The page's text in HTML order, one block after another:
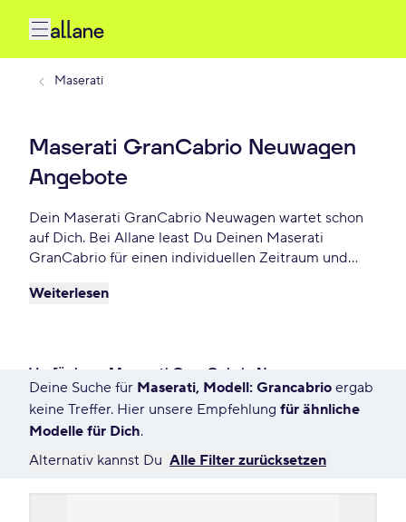
Maserati
Maserati GranCabrio Neuwagen
Angebote
Dein Maserati GranCabrio Neuwagen wartet schon
auf Dich. Bei Allane least Du Deinen Maserati
GranCabrio für einen individuellen Zeitraum und
GranCabrio kaufen möchtest oder zurückgeben
Weiterlesen
Verfügbare Maserati GranCabrio Neuwagen
7568 Angebote für Deine Suche
Deine Suche für Maserati, Modell: Grancabrio ergab
keine Treffer. Hier unsere Empfehlung für ähnliche
Modelle für Dich.
Alternativ kannst Du Alle Filter zurücksetzen